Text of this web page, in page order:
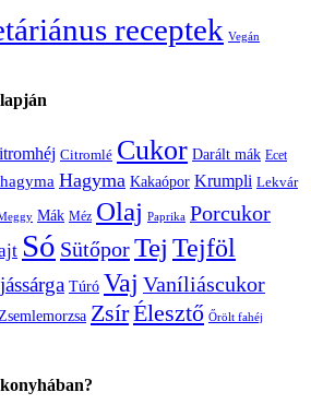
receptek Vegán
Citromlé Cukor Darált mák Ecet
Hagyma Kakaópor Krumpli Lekvár
Mák Méz Olaj Paprika Porcukor
Só SütőporTej Tejföl
Túró Vaj Vaníliáscukor
ZsírÉlesztő Őrölt fahéj